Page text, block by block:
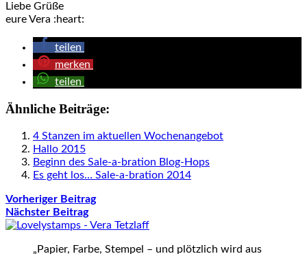
Liebe Grüße
eure Vera :heart:
teilen
merken
teilen
Ähnliche Beiträge:
4 Stanzen im aktuellen Wochenangebot
Hallo 2015
Beginn des Sale-a-bration Blog-Hops
Es geht los… Sale-a-bration 2014
Vorheriger Beitrag
Nächster Beitrag
„Papier, Farbe, Stempel – und plötzlich wird aus